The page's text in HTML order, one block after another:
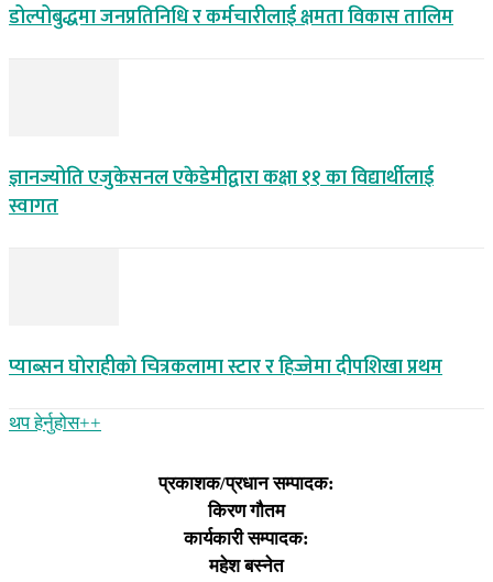
डोल्पोबुद्धमा जनप्रतिनिधि र कर्मचारीलाई क्षमता विकास तालिम
ज्ञानज्योति एजुकेसनल एकेडेमीद्वारा कक्षा ११ का विद्यार्थीलाई
स्वागत
प्याब्सन घाेराहीकाे चित्रकलामा स्टार र हिज्जेमा दीपशिखा प्रथम
थप हेर्नुहोस‌++
प्रकाशक/प्रधान सम्पादक:
किरण गौतम
कार्यकारी सम्पादक:
महेश बस्नेत